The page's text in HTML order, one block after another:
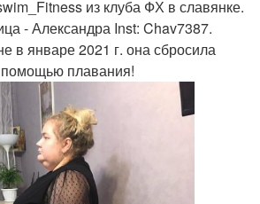
из клуба ФХ в славянке.
- Александра Inst: Chav7387.
в январе 2021 г. она сбросила
помощью плавания!